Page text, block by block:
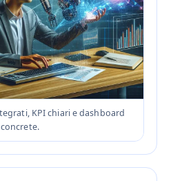
KPI chiari e dashboard